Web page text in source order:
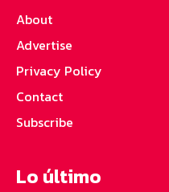
About
Advertise
Privacy Policy
Contact
Subscribe
Lo último